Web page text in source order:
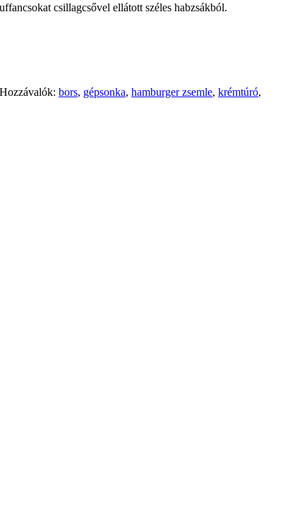
csillagcsővel ellátott széles habzsákból.
Hozzávalók: bors, gépsonka, hamburger zsemle, krémtúró,